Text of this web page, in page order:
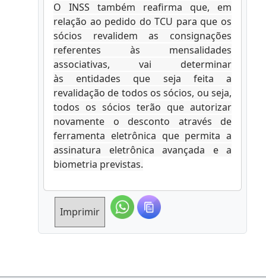
O INSS também reafirma que, em
relação ao pedido do TCU para que os
sócios revalidem as consignações
referentes às mensalidades
associativas, vai determinar
às entidades que seja feita a
revalidação de todos os sócios, ou seja,
todos os sócios terão que autorizar
novamente o desconto através de
ferramenta eletrônica que permita a
assinatura eletrônica avançada e a
biometria previstas.
Imprimir